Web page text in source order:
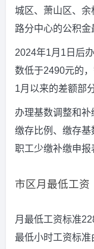
城区、萧山区、
路分中心的公积金
2024年1月1日后
数低于2490元的
1月以来的差额部分
办理基数调整和
缴存比例、缴存
职工少缴补缴申报
市区月最低工资
月最低工资标准
最低小时工资标